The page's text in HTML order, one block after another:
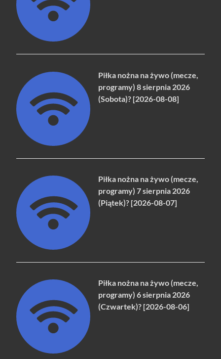
Piłka nożna na żywo (mecze,
programy) 8 sierpnia 2026
(Sobota)? [2026-08-08]
Piłka nożna na żywo (mecze,
programy) 7 sierpnia 2026
(Piątek)? [2026-08-07]
Piłka nożna na żywo (mecze,
programy) 6 sierpnia 2026
(Czwartek)? [2026-08-06]